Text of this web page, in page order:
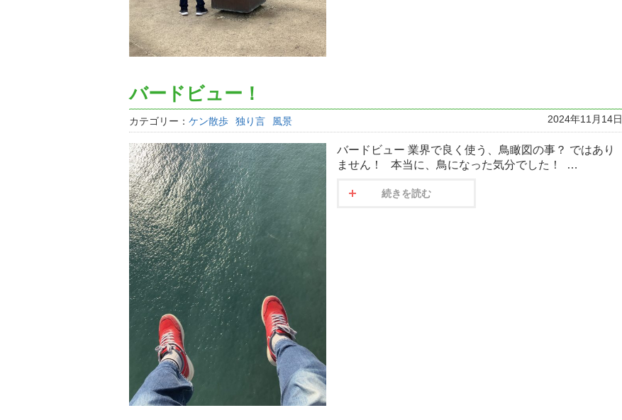
バードビュー！
カテゴリー： ケン散歩 独り言 風景 2024年11月14日
バードビュー 業界で良く使う、鳥瞰図の事？ ではあり
ません！ 本当に、鳥になった気分でした！ …
続きを読む